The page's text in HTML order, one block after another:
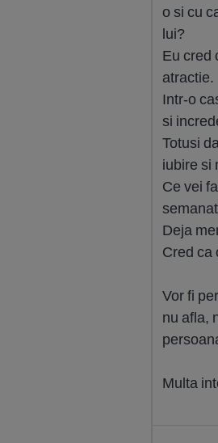
o si cu
lui?
Eu cred
atractie.
Intr-o
si
Totusi
iubire si
Ce vei
Deja
Cred ca
Vor fi
nu afla,
Multa